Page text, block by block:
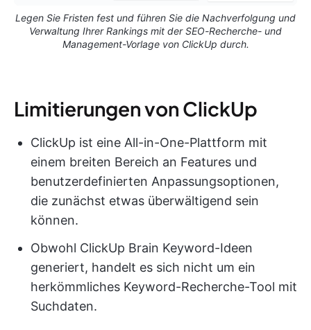
Legen Sie Fristen fest und führen Sie die Nachverfolgung und
Verwaltung Ihrer Rankings mit der SEO-Recherche- und
Management-Vorlage von ClickUp durch.
Limitierungen von ClickUp
ClickUp ist eine All-in-One-Plattform mit
einem breiten Bereich an Features und
benutzerdefinierten Anpassungsoptionen,
die zunächst etwas überwältigend sein
können.
Obwohl ClickUp Brain Keyword-Ideen
generiert, handelt es sich nicht um ein
herkömmliches Keyword-Recherche-Tool mit
Suchdaten.